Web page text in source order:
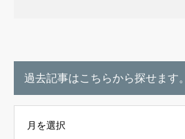
過去記事はこちらから探せます。